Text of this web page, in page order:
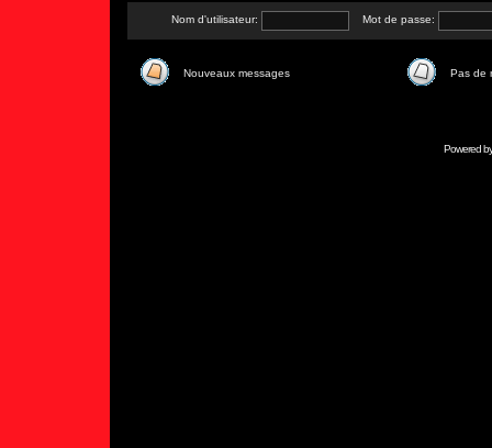
Nom d'utilisateur: Mot de passe:
Nouveaux messages Pas de
Powered